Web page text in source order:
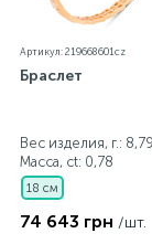
Артикул: 219668601cz
Браслет
Вес изделия, г.: 8,79
Масса, ct: 0,78
18 см
74 643 грн /шт.